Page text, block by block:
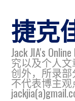
捷克
Jack JIA's
究以及个人
创外，所录
不代表博主